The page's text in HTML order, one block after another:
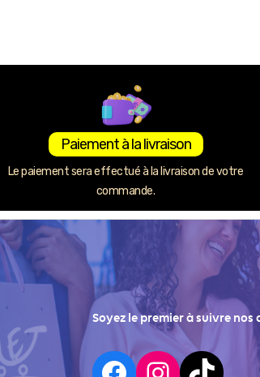
Paiement à la livraison
Le paiement sera effectué à la livraison de votre
commande.
Soyez le premier à suivre nos